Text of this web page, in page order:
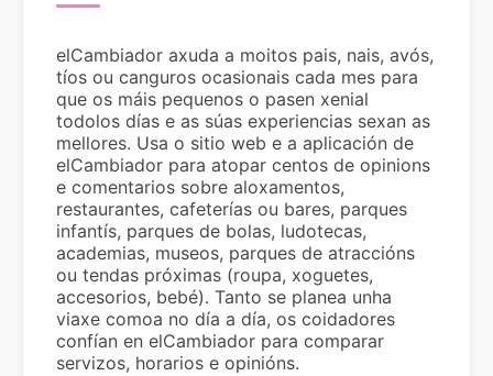
elCambiador axuda a moitos pais, nais, avós,
tíos ou canguros ocasionais cada mes para
que os máis pequenos o pasen xenial
todolos días e as súas experiencias sexan as
mellores. Usa o sitio web e a aplicación de
elCambiador para atopar centos de opinions
e comentarios sobre aloxamentos,
restaurantes, cafeterías ou bares, parques
infantís, parques de bolas, ludotecas,
academias, museos, parques de atraccións
ou tendas próximas (roupa, xoguetes,
accesorios, bebé). Tanto se planea unha
viaxe comoa no día a día, os coidadores
confían en elCambiador para comparar
servizos, horarios e opinións.